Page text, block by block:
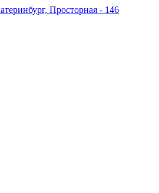
Просторная - 146